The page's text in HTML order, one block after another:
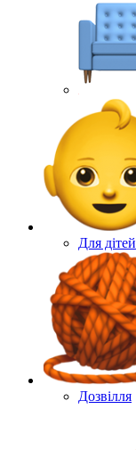
Для дітей
Дозвілля